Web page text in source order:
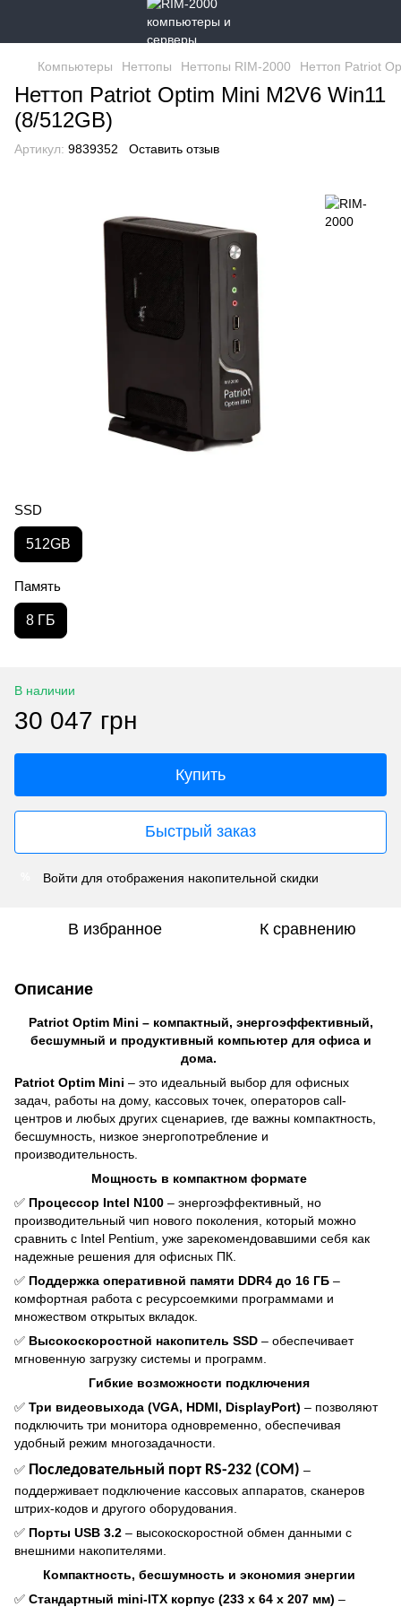
Компьютеры Неттопы Неттопы RIM-2000 Неттоп Patriot
Неттоп Patriot Optim Mini M2V6 Win11
(8/512GB)
Артикул: 9839352 Оставить отзыв
SSD
512GB
Память
8 ГБ
В наличии
30 047 грн
Купить
Быстрый заказ
Войти для отображения накопительной скидки
В избранное К сравнению
Описание
Patriot Optim Mini – компактный, энергоэффективный,
бесшумный и продуктивный компьютер для офиса и
дома.
Patriot Optim Mini – это идеальный выбор для офисных
задач, работы на дому, кассовых точек, операторов call-
центров и любых других сценариев, где важны компактность,
бесшумность, низкое энергопотребление и
производительность.
Мощность в компактном формате
✅ Процессор Intel N100 – энергоэффективный, но
производительный чип нового поколения, который можно
сравнить с Intel Pentium, уже зарекомендовавшими себя как
надежные решения для офисных ПК.
✅ Поддержка оперативной памяти DDR4 до 16 ГБ –
комфортная работа с ресурсоемкими программами и
множеством открытых вкладок.
✅ Высокоскоростной накопитель SSD – обеспечивает
мгновенную загрузку системы и программ.
Гибкие возможности подключения
✅ Три видеовыхода (VGA, HDMI, DisplayPort) – позволяют
подключить три монитора одновременно, обеспечивая
удобный режим многозадачности.
✅ Последовательный порт RS-232 (COM) –
поддерживает подключение кассовых аппаратов, сканеров
штрих-кодов и другого оборудования.
✅ Порты USB 3.2 – высокоскоростной обмен данными с
внешними накопителями.
Компактность, бесшумность и экономия энергии
✅ Стандартный mini-ITX корпус (233 х 64 х 207 мм) –